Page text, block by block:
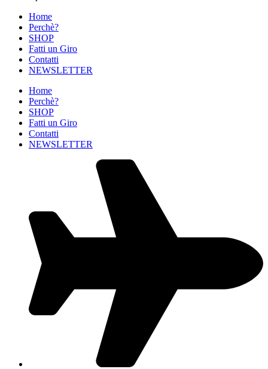
Home
Perchè?
SHOP
Fatti un Giro
Contatti
NEWSLETTER
Home
Perchè?
SHOP
Fatti un Giro
Contatti
NEWSLETTER